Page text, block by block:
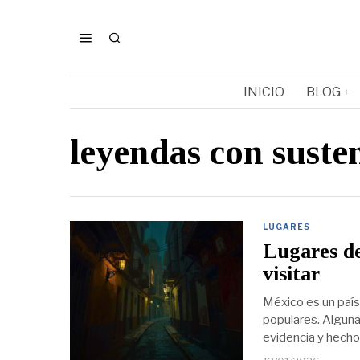
INICIO BLOG
leyendas con
LUGARES
Lugares
visitar
México es un
populares.
evidencia y